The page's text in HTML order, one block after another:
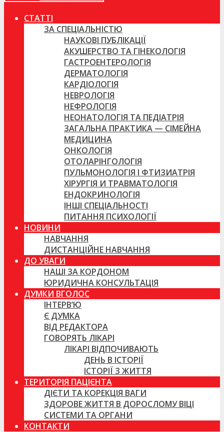
СТАТТІ
ЗА СПЕЦІАЛЬНІСТЮ
НАУКОВІ ПУБЛІКАЦІЇ
АКУШЕРСТВО ТА ГІНЕКОЛОГІЯ
ГАСТРОЕНТЕРОЛОГІЯ
ДЕРМАТОЛОГІЯ
КАРДІОЛОГІЯ
НЕВРОЛОГІЯ
НЕФРОЛОГІЯ
НЕОНАТОЛОГІЯ ТА ПЕДІАТРІЯ
ЗАГАЛЬНА ПРАКТИКА — СІМЕЙНА
МЕДИЦИНА
ОНКОЛОГІЯ
ОТОЛАРІНГОЛОГІЯ
ПУЛЬМОНОЛОГІЯ І ФТИЗИАТРІЯ
ХІРУРГІЯ И ТРАВМАТОЛОГІЯ
ЕНДОКРИНОЛОГІЯ
ІНШІ СПЕЦІАЛЬНОСТІ
ПИТАННЯ ПСИХОЛОГІЇ
НОВИНИ
НАВЧАННЯ
ДИСТАНЦІЙНЕ НАВЧАННЯ
ДО УВАГИ
НАШІ ЗА КОРДОНОМ
ЮРИДИЧНА КОНСУЛЬТАЦІЯ
ДУМКИ ВГОЛОС
ІНТЕРВ’Ю
Є ДУМКА
ВІД РЕДАКТОРА
ГОВОРЯТЬ ЛІКАРІ
ЛІКАРІ ВІДПОЧИВАЮТЬ
ДЕНЬ В ІСТОРІЇ
ІСТОРІЇ З ЖИТТЯ
ТЕРИТОРІЯ ПАЦІЄНТА
ДІЄТИ ТА КОРЕКЦІЯ ВАГИ
ЗДОРОВЕ ЖИТТЯ В ДОРОСЛОМУ ВІЦІ
СИСТЕМИ ТА ОРГАНИ
КОНТАКТИ